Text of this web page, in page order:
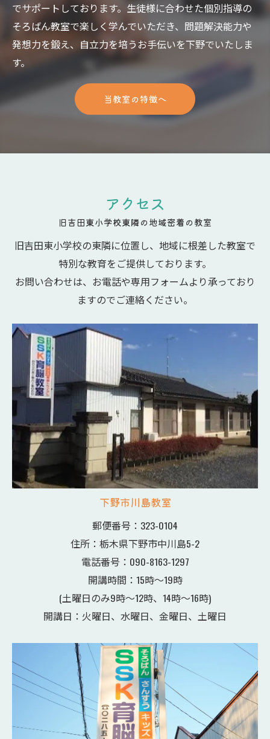
でサポートしております。生徒様に合わせた個別指導の
そろばん教室で楽しく学んでいただき、問題解決能力や
発想力を鍛え、自立力を培うお手伝いを下野でいたしま
す。
当教室の特徴へ
旧吉田東小学校東隣の地域密着の教室
アクセス
旧吉田東小学校の東隣に位置し、地域に根差した教室で
特別な教育をご提供しております。
お問い合わせは、お電話や専用フォームより承っており
ますのでご連絡ください。
下野市川島教室
郵便番号：323-0104
住所：栃木県下野市中川島5-2
電話番号：090-8163-1297
開講時間：15時～19時
(土曜日のみ9時〜12時、14時〜16時)
開講日：火曜日、水曜日、金曜日、土曜日